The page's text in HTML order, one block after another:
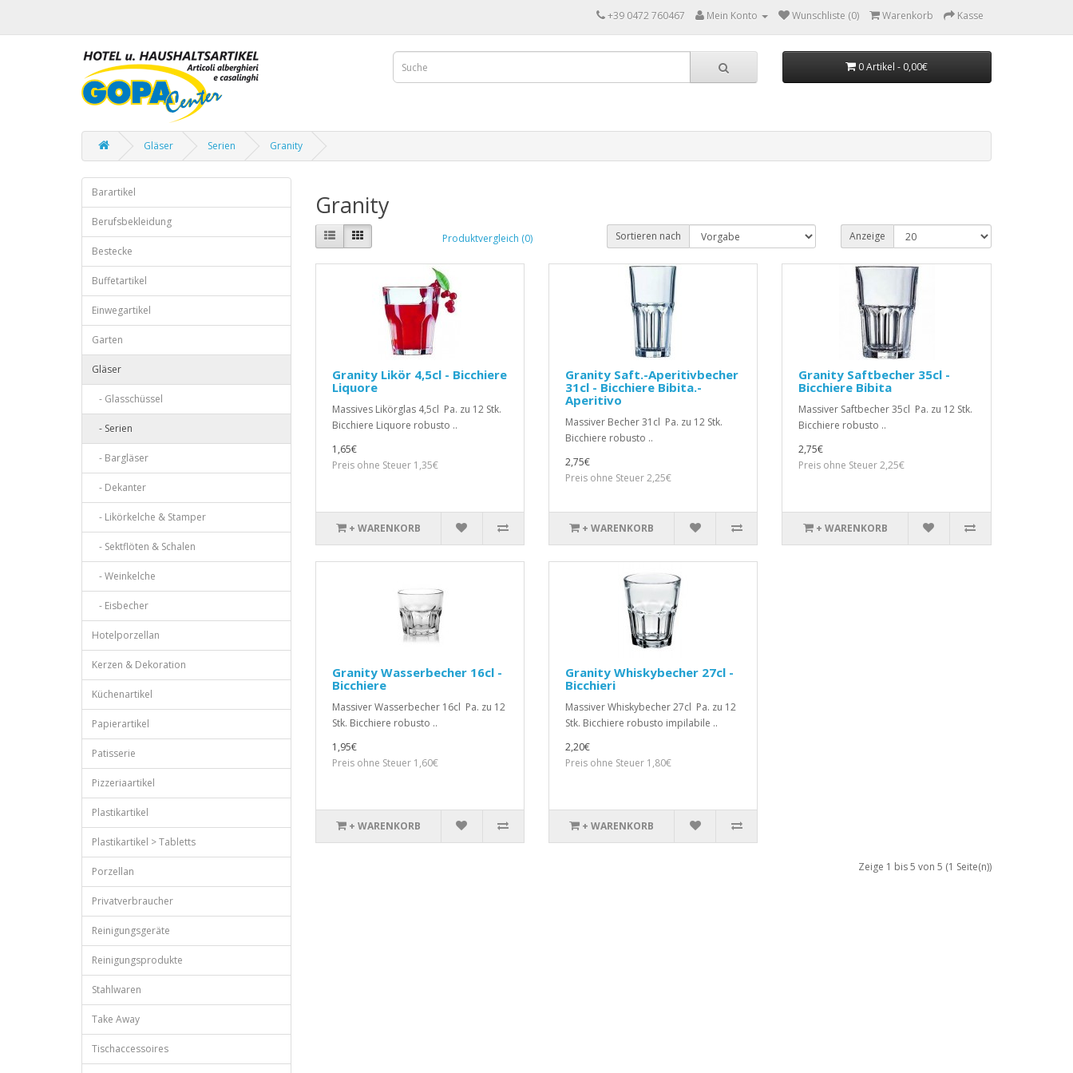
+39 0472 760467 Mein Konto Wunschliste (0) Warenkorb Kasse
0 Artikel - 0,00€
Gläser Serien Granity
Barartikel
Berufsbekleidung
Bestecke
Buffetartikel
Einwegartikel
Garten
Gläser
- Glasschüssel
- Serien
- Bargläser
- Dekanter
- Likörkelche & Stamper
- Sektflöten & Schalen
- Weinkelche
- Eisbecher
Hotelporzellan
Kerzen & Dekoration
Küchenartikel
Papierartikel
Patisserie
Pizzeriaartikel
Plastikartikel
Plastikartikel > Tabletts
Porzellan
Privatverbraucher
Reinigungsgeräte
Reinigungsprodukte
Stahlwaren
Take Away
Tischaccessoires
Granity
Produktvergleich (0) Sortieren nach Anzeige
Granity Likör 4,5cl - Bicchiere
Liquore
Massives Likörglas 4,5cl Pa. zu 12 Stk.
Bicchiere Liquore robusto ..
1,65€
Preis ohne Steuer 1,35€
+ WARENKORB
Granity Saft.-Aperitivbecher
31cl - Bicchiere Bibita.-
Aperitivo
Massiver Becher 31cl Pa. zu 12 Stk.
Bicchiere robusto ..
2,75€
Preis ohne Steuer 2,25€
+ WARENKORB
Granity Saftbecher 35cl -
Bicchiere Bibita
Massiver Saftbecher 35cl Pa. zu 12 Stk.
Bicchiere robusto ..
2,75€
Preis ohne Steuer 2,25€
+ WARENKORB
Granity Wasserbecher 16cl -
Bicchiere
Massiver Wasserbecher 16cl Pa. zu 12
Stk. Bicchiere robusto ..
1,95€
Preis ohne Steuer 1,60€
+ WARENKORB
Granity Whiskybecher 27cl -
Bicchieri
Massiver Whiskybecher 27cl Pa. zu 12
Stk. Bicchiere robusto impilabile ..
2,20€
Preis ohne Steuer 1,80€
+ WARENKORB
Zeige 1 bis 5 von 5 (1 Seite(n))